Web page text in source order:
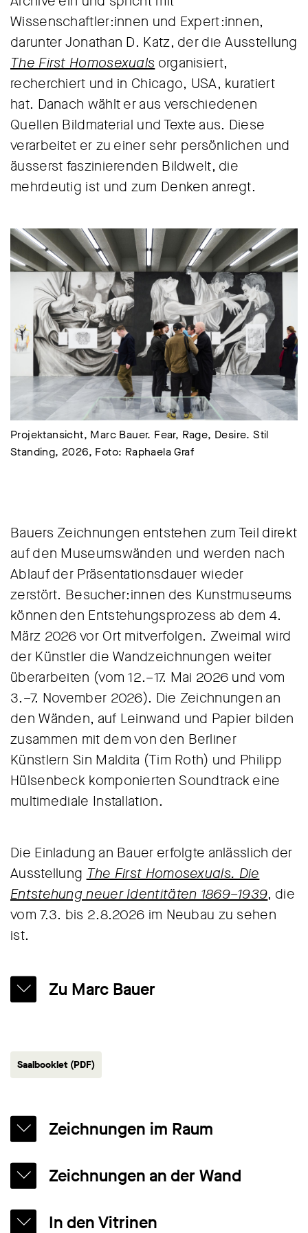
Wissenschaftler:innen und Expert:innen,
darunter Jonathan D. Katz, der die Ausstellung
The First Homosexuals organisiert,
recherchiert und in Chicago, USA, kuratiert
hat. Danach wählt er aus verschiedenen
Quellen Bildmaterial und Texte aus. Diese
verarbeitet er zu einer sehr persönlichen und
äusserst faszinierenden Bildwelt, die
mehrdeutig ist und zum Denken anregt.
Projektansicht, Marc Bauer. Fear, Rage, Desire. Stil
Standing, 2026, Foto: Raphaela Graf
Bauers Zeichnungen entstehen zum Teil direkt
auf den Museumswänden und werden nach
Ablauf der Präsentationsdauer wieder
zerstört. Besucher:innen des Kunstmuseums
können den Entstehungsprozess ab dem 4.
März 2026 vor Ort mitverfolgen. Zweimal wird
der Künstler die Wandzeichnungen weiter
überarbeiten (vom 12.–17. Mai 2026 und vom
3.–7. November 2026). Die Zeichnungen an
den Wänden, auf Leinwand und Papier bilden
zusammen mit dem von den Berliner
Künstlern Sin Maldita (Tim Roth) und Philipp
Hülsenbeck komponierten Soundtrack eine
multimediale Installation.
Die Einladung an Bauer erfolgte anlässlich der
Ausstellung The First Homosexuals. Die
Entstehung neuer Identitäten 1869–1939, die
vom 7.3. bis 2.8.2026 im Neubau zu sehen
ist.
Zu Marc Bauer
Saalbooklet (PDF)
Zeichnungen im Raum
Auf vier von der Decke hängenden
Leinwänden thematisiert Bauer die
Hier trifft die Macht heutiger Politiker:innen
Zeichnungen an der Wand
Entlang der langen Wand verwebt Bauer
In den Vitrinen